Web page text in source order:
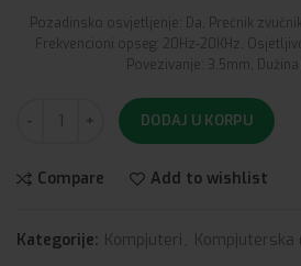
Pozadinsko osvjetljenje: Da, Prečnik
Frekvencioni opseg: 20Hz-20KHz,
Povezivanje: 3.5mm,
DODAJ U KORPU
Compare Add to wishlist
Kategorije: Kompjuteri , Kompjuterska